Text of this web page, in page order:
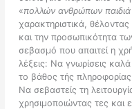
«πολλών ανθρώπων παιδιά
χαρακτηριστικά, θέλοντας
και την προσωπικότητα
σεβασμό που απαιτεί η
λέξεις: Να γνωρίσεις
το βάθος τής
Να σεβαστείς τη
χρησιμοποιώντας τες